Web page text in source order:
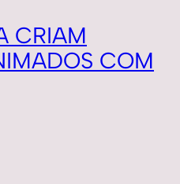
CRIAM
COM